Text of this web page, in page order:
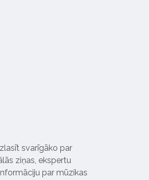
svarīgāko par
ziņas, ekspertu
par mūzikas